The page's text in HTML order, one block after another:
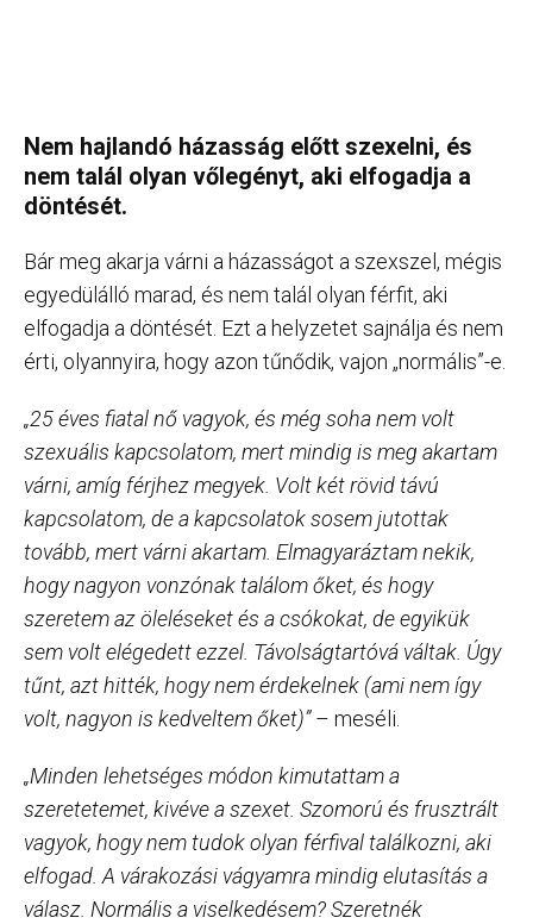
Nem hajlandó házasság előtt szexelni, és
nem talál olyan vőlegényt, aki elfogadja a
döntését.
Bár meg akarja várni a házasságot a szexszel, mégis
egyedülálló marad, és nem talál olyan férfit, aki
elfogadja a döntését. Ezt a helyzetet sajnálja és nem
érti, olyannyira, hogy azon tűnődik, vajon „normális”-e.
„25 éves fiatal nő vagyok, és még soha nem volt
szexuális kapcsolatom, mert mindig is meg akartam
várni, amíg férjhez megyek. Volt két rövid távú
kapcsolatom, de a kapcsolatok sosem jutottak
tovább, mert várni akartam. Elmagyaráztam nekik,
hogy nagyon vonzónak találom őket, és hogy
szeretem az öleléseket és a csókokat, de egyikük
sem volt elégedett ezzel. Távolságtartóvá váltak. Úgy
tűnt, azt hitték, hogy nem érdekelnek (ami nem így
volt, nagyon is kedveltem őket)”– meséli.
„Minden lehetséges módon kimutattam a
szeretetemet, kivéve a szexet. Szomorú és frusztrált
vagyok, hogy nem tudok olyan férfival találkozni, aki
elfogad. A várakozási vágyamra mindig elutasítás a
válasz. Normális a viselkedésem? Szeretnék